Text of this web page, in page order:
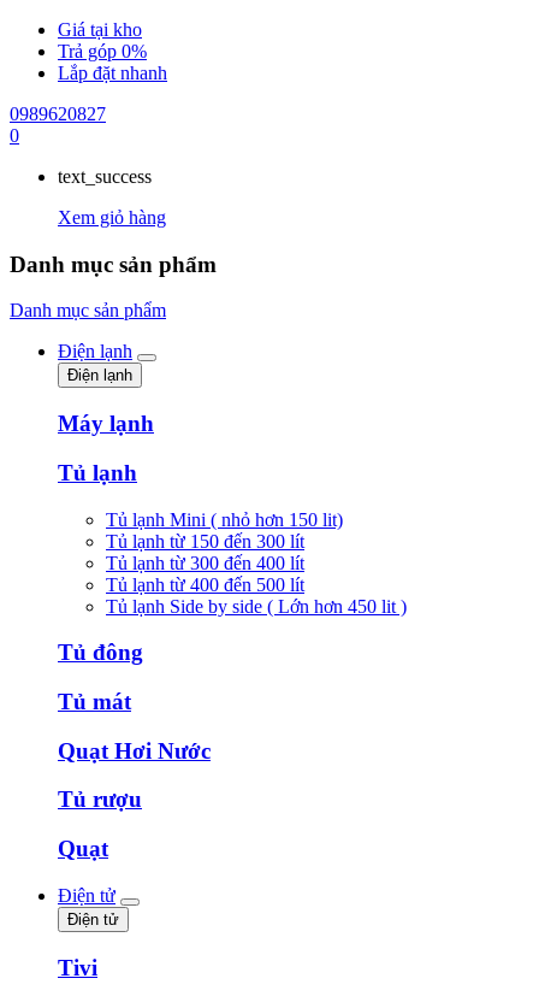
Giá tại kho
Trả góp 0%
Lắp đặt nhanh
0989620827
0
text_success
Xem giỏ hàng
Danh mục sản phẩm
Danh mục sản phẩm
Điện lạnh
Điện lạnh
Máy lạnh
Tủ lạnh
Tủ lạnh Mini ( nhỏ hơn 150 lit)
Tủ lạnh từ 150 đến 300 lít
Tủ lạnh từ 300 đến 400 lít
Tủ lạnh từ 400 đến 500 lít
Tủ lạnh Side by side ( Lớn hơn 450 lit )
Tủ đông
Tủ mát
Quạt Hơi Nước
Tủ rượu
Quạt
Điện tử
Điện tử
Tivi